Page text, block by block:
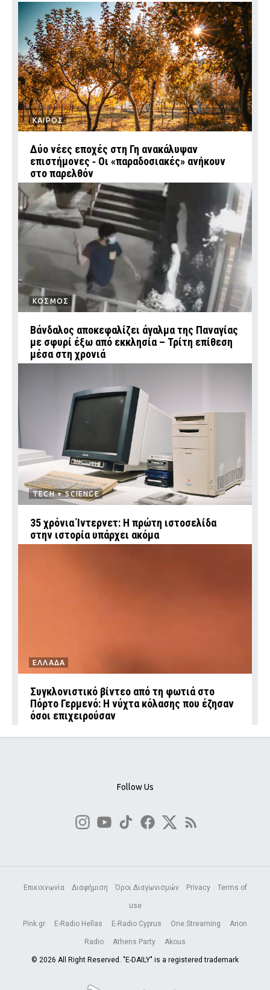
ΚΑΙΡΟΣ
Δύο νέες εποχές στη Γη ανακάλυψαν
επιστήμονες ‑ Oι «παραδοσιακές» ανήκουν
στο παρελθόν
ΚΟΣΜΟΣ
Βάνδαλος αποκεφαλίζει άγαλμα της Παναγίας
με σφυρί έξω από εκκλησία – Τρίτη επίθεση
μέσα στη χρονιά
TECH + SCIENCE
35 χρόνια Ίντερνετ: Η πρώτη ιστοσελίδα
στην ιστορία υπάρχει ακόμα
ΕΛΛΑΔΑ
Συγκλονιστικό βίντεο από τη φωτιά στο
Πόρτο Γερμενό: Η νύχτα κόλασης που έζησαν
όσοι επιχειρούσαν
Follow Us
Επικοινωνία Διαφήμιση Όροι Διαγωνισμών Privacy Terms of
use
Pink.gr E-Radio Hellas E-Radio Cyprus One Streaming Arion
Radio Athens Party Akous
© 2026 All Right Reserved. "E-DAILY" is a registered trademark